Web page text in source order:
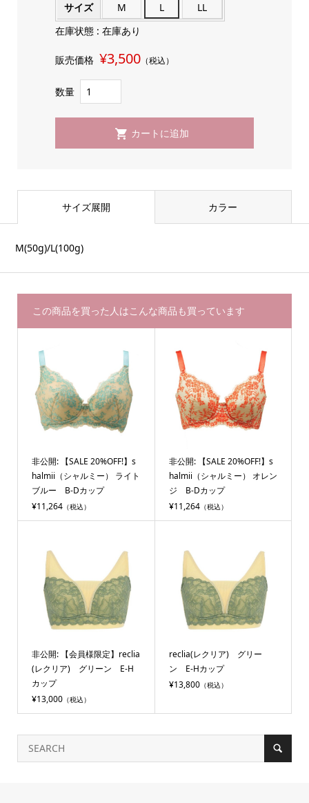
サイズ M L
LL
在庫状態 : 在庫あり
販売価格 ¥3,500（税込）
数量
サイズ展開 カラー
M(50g)/L(100g)
この商品を買った人はこんな商品も買っています
非公開: 【SALE 20%OFF!】s
halmii（シャルミー） ライト
ブルー B-Dカップ
¥11,264（税込）
非公開: 【SALE 20%OFF!】s
halmii（シャルミー） オレン
ジ B-Dカップ
¥11,264（税込）
非公開: 【会員様限定】reclia
(レクリア) グリーン E-H
カップ
¥13,000（税込）
reclia(レクリア) グリー
ン E-Hカップ
¥13,800（税込）